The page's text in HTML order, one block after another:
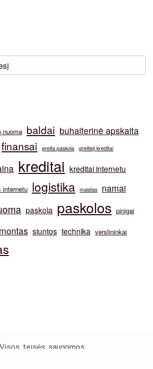
nuoma baldai buhalterinė apskaita
finansai greita paskola greitieji kreditai
kreditai kreditai internetu
internetu logistika maistas
namai
paskola paskolos pinigai
siuntos technika verslininkai
Visos teisės saugomos.